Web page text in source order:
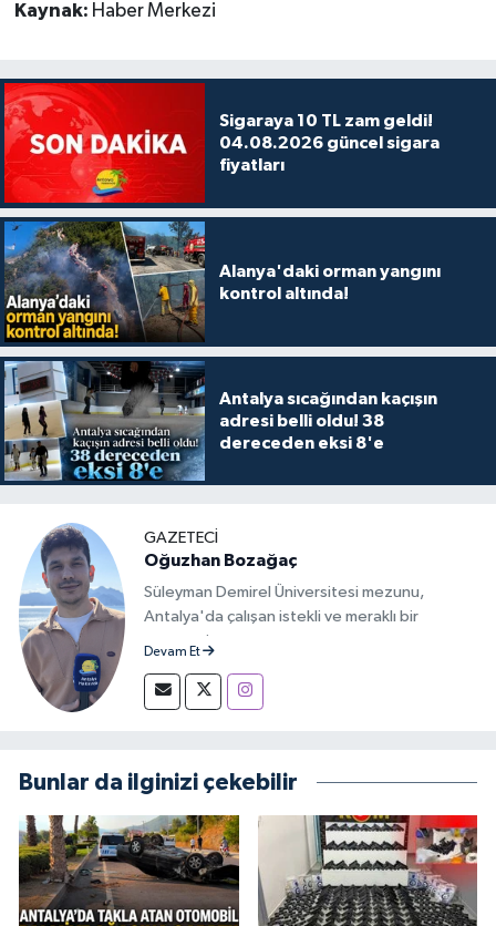
Kaynak: Haber Merkezi
Sigaraya 10 TL zam geldi!
04.08.2026 güncel sigara
fiyatları
Alanya'daki orman yangını
kontrol altında!
Antalya sıcağından kaçışın
adresi belli oldu! 38
dereceden eksi 8'e
GAZETECİ
Oğuzhan Bozağaç
Süleyman Demirel Üniversitesi mezunu,
Antalya'da çalışan istekli ve meraklı bir
gazeteci.
Devam Et
Bunlar da ilginizi çekebilir